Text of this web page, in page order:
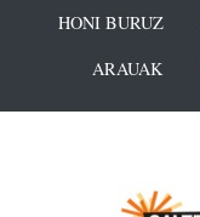
HONI BURUZ
ARAUAK